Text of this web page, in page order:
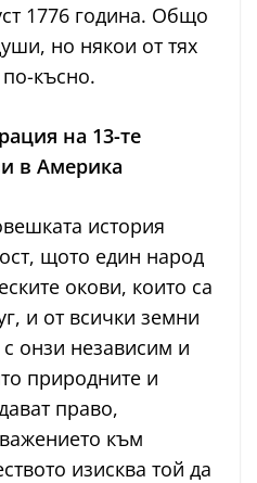
1776 година. Общо
но някои от тях
късно.
на 13-те
в Америка
история
щото един народ
окови, които са
и от всички земни
онзи независим и
природните и
право,
към
изисква той да